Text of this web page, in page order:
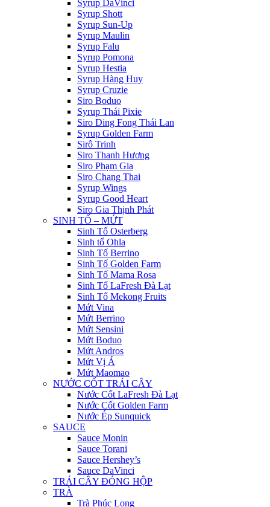
Syrup DaVinci
Syrup Shott
Syrup Sun-Up
Syrup Maulin
Syrup Falu
Syrup Pomona
Syrup Hestia
Syrup Hàng Huy
Syrup Cruzie
Siro Boduo
Syrup Thái Pixie
Siro Ding Fong Thái Lan
Syrup Golden Farm
Sirô Trinh
Siro Thanh Hương
Siro Phạm Gia
Siro Chang Thai
Syrup Wings
Syrup Good Heart
Siro Gia Thịnh Phát
SINH TỐ – MỨT
Sinh Tố Osterberg
Sinh tố Ohla
Sinh Tố Berrino
Sinh Tố Golden Farm
Sinh Tố Mama Rosa
Sinh Tố LaFresh Đà Lạt
Sinh Tố Mekong Fruits
Mứt Vina
Mứt Berrino
Mứt Sensini
Mứt Boduo
Mứt Andros
Mứt Vị Á
Mứt Maomao
NƯỚC CỐT TRÁI CÂY
Nước Cốt LaFresh Đà Lạt
Nước Cốt Golden Farm
Nước Ép Sunquick
SAUCE
Sauce Monin
Sauce Torani
Sauce Hershey’s
Sauce DaVinci
TRÁI CÂY ĐÓNG HỘP
TRÀ
Trà Phúc Long